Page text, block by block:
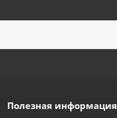
Полезная информация